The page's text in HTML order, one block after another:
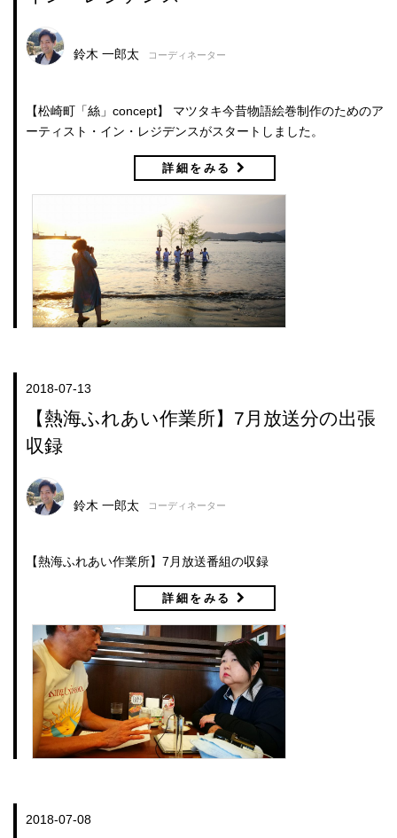
鈴木 一郎太 コーディネーター
【松崎町「絲」concept】 マツタキ今昔物語絵巻制作のためのア
ーティスト・イン・レジデンスがスタートしました。
詳細をみる
2018-07-13
【熱海ふれあい作業所】7月放送分の出張
収録
鈴木 一郎太 コーディネーター
【熱海ふれあい作業所】7月放送番組の収録
詳細をみる
2018-07-08